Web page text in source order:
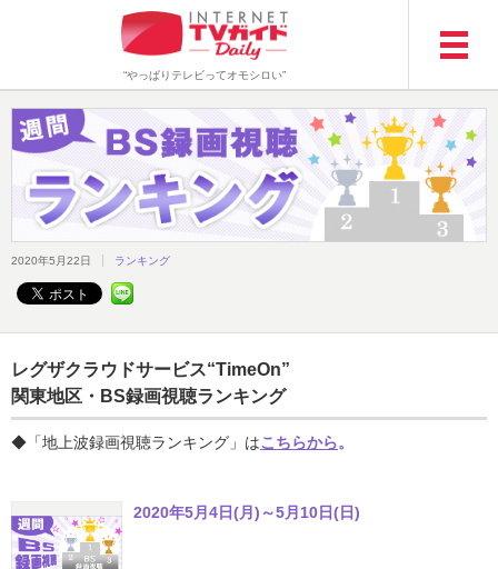
“やっぱりテレビってオモシロい”
2020年5月22日 ランキング
レグザクラウドサービス“TimeOn”
関東地区・BS録画視聴ランキング
◆「地上波録画視聴ランキング」はこちらから。
2020年5月4日(月)～5月10日(日)